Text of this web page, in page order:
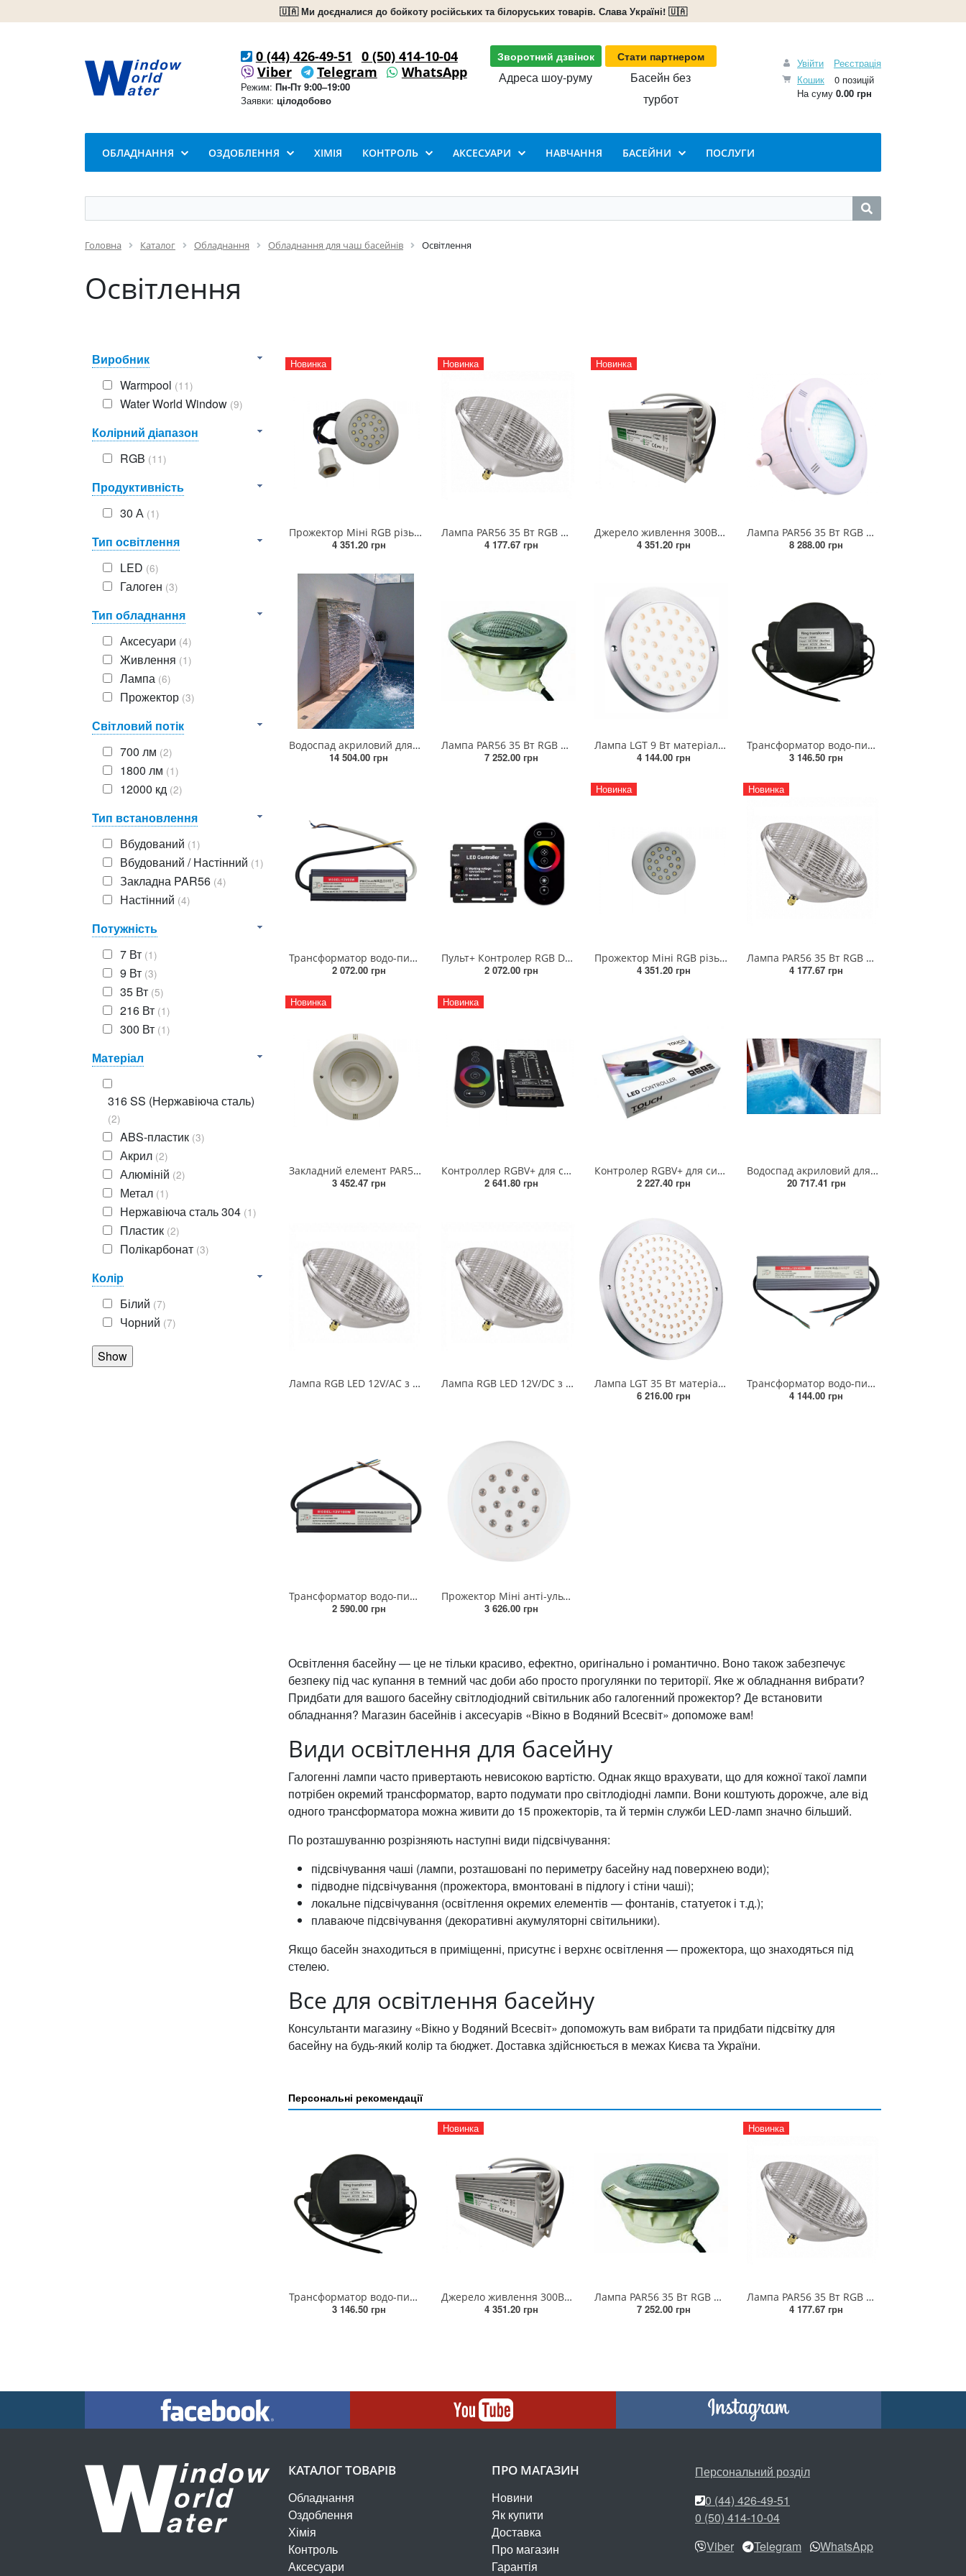
🇺🇦 Ми доєдналися до бойкоту російських та білоруських товарів. Слава Україні! 🇺🇦
Увійти
Реєстрація
Кошик
0 позицій
На суму 0.00 грн
0 (44) 426-49-51
0 (50) 414-10-04
Viber
Telegram WhatsApp
Режим: Пн-Пт 9:00–19:00
Заявки: цілодобово
Зворотний дзвінок Стати партнером
Адреса шоу-руму
Басейн без
турбот
ОБЛАДНАННЯ ОЗДОБЛЕННЯ ХІМІЯ КОНТРОЛЬ АКСЕСУАРИ НАВЧАННЯ БАСЕЙНИ ПОСЛУГИ
Головна Каталог Обладнання Обладнання для чаш басейнів Освітлення
Освітлення
Виробник
Warmpool (11)
Water World Window (9)
Колірний діапазон
RGB (11)
Продуктивність
30 А (1)
Тип освітлення
LED (6)
Галоген (3)
Тип обладнання
Аксесуари (4)
Живлення (1)
Лампа (6)
Прожектор (3)
Світловий потік
700 лм (2)
1800 лм (1)
12000 кд (2)
Тип встановлення
Вбудований (1)
Вбудований / Настінний (1)
Закладна PAR56 (4)
Настінний (4)
Потужність
7 Вт (1)
9 Вт (3)
35 Вт (5)
216 Вт (1)
300 Вт (1)
Матеріал
316 SS (Нержавіюча сталь)
(2)
ABS-пластик (3)
Акрил (2)
Алюміній (2)
Метал (1)
Нержавіюча сталь 304 (1)
Пластик (2)
Полікарбонат (3)
Колір
Білий (7)
Чорний (7)
Новинка
Прожектор Міні RGB різьба 3/4 з 2-х жильним кабелем 12V/DC 9 Вт
4 351.20 грн
Новинка
Лампа PAR56 35 Вт RGB ON/OFF скло високої стійкості 12V/DC для 4-х жильного кабелю (без закладної)
4 177.67 грн
Новинка
Джерело живлення 300Вт 12V/DC IP67
4 351.20 грн
Лампа PAR56 35 Вт RGB ON/OFF скло високої стійкості 12V/AC (лайнер) (з закладною)
8 288.00 грн
Водоспад акриловий для басейнів RGB+Контроль+Трансформатор 60х16х8х12 см
14 504.00 грн
Лампа PAR56 35 Вт RGB ON/OFF скло високої стійкості 12V/DC (з закладною+нерж накладка)
7 252.00 грн
Лампа LGT 9 Вт матеріал корпусу полікарбонат + нерж. 316 SS 12V/DC для 4-х жильний гумовий дріт
4 144.00 грн
Трансформатор водо-пилозахисний IMPUT220-12VOUTPUT AC12V 200 Вт
3 146.50 грн
Трансформатор водо-пилозахисний IMPUT110-265VOUTPUT DC12V 60 Вт
2 072.00 грн
Пульт+ Контролер RGB DC 12V 30 OA (для 4х жил) 360 Вт
2 072.00 грн
Новинка
Прожектор Міні RGB різьба 3/4 з 4-х жильним кабелем 12V/DC 9 Вт
4 351.20 грн
Новинка
Лампа PAR56 35 Вт RGB ON/OFF скло високої стійкості 12V/AC (без закладної)
4 177.67 грн
Новинка
Закладний елемент PAR56 комплект для бетонного басейну АВС білий (закладна)
3 452.47 грн
Новинка
Контроллер RGBV+ для систем з 4-х жильним кабелем 30А 12/24V DC, що синхронізується через RJ 45
2 641.80 грн
Контролер RGBV+ для систем з 4-х жильним кабелем 30А 12/24V DC
2 227.40 грн
Водоспад акриловий для басейнів RGB+Контроль+Трансформатор 120х16х8х12 см
20 717.41 грн
Лампа RGB LED 12V/АС з 2-х жил кабелем (on/off) 35Вт (без закладної) Лампа RGB LED 12V/DС з 4-х жил кабелем 35Вт (без закладної)
Лампа LGT 35 Вт матеріал корпусу полікарбонат + нерж. 316 SS 12V/DC для 4-х жил. гумовий дріт
6 216.00 грн
Трансформатор водо-пилозахисний IMPUT175-265VOUTPUT DC12V 400 Вт
4 144.00 грн
Трансформатор водо-пилозахисний IMPUT175-265VOUTPUT DC12V 100 Вт
2 590.00 грн
Прожектор Міні анті-ультрофіолет полікарбонат 4-х жильним кабелем 12V/DC 7 Вт
3 626.00 грн
Освітлення басейну — це не тільки красиво, ефектно, оригінально і романтично. Воно також забезпечує
безпеку під час купання в темний час доби або просто прогулянки по території. Яке ж обладнання вибрати?
Придбати для вашого басейну світлодіодний світильник або галогенний прожектор? Де встановити
обладнання? Магазин басейнів і аксесуарів «Вікно в Водяний Всесвіт» допоможе вам!
Види освітлення для басейну
Галогенні лампи часто привертають невисокою вартістю. Однак якщо врахувати, що для кожної такої лампи
потрібен окремий трансформатор, варто подумати про світлодіодні лампи. Вони коштують дорожче, але від
одного трансформатора можна живити до 15 прожекторів, та й термін служби LED-ламп значно більший.
По розташуванню розрізняють наступні види підсвічування:
підсвічування чаші (лампи, розташовані по периметру басейну над поверхнею води);
підводне підсвічування (прожектора, вмонтовані в підлогу і стіни чаші);
локальне підсвічування (освітлення окремих елементів — фонтанів, статуеток і т.д.);
плаваюче підсвічування (декоративні акумуляторні світильники).
Якщо басейн знаходиться в приміщенні, присутнє і верхнє освітлення — прожектора, що знаходяться під
стелею.
Все для освітлення басейну
Консультанти магазину «Вікно у Водяний Всесвіт» допоможуть вам вибрати та придбати підсвітку для
басейну на будь-який колір та бюджет. Доставка здійснюється в межах Києва та України.
Персональні рекомендації
Трансформатор водо-пилозахисний IMPUT220-12VOUTPUT AC12V 200 Вт
3 146.50 грн
Новинка
Джерело живлення 300Вт 12V/DC IP67
4 351.20 грн
Лампа PAR56 35 Вт RGB ON/OFF скло високої стійкості 12V/DC (з закладною+нерж накладка)
7 252.00 грн
Новинка
Лампа PAR56 35 Вт RGB ON/OFF скло високої стійкості 12V/DC для 4-х жильного кабелю (без закладної)
4 177.67 грн
КАТАЛОГ ТОВАРІВ
Обладнання
Оздоблення
Хімія
Контроль
Аксесуари
ПРО МАГАЗИН
Новини
Як купити
Доставка
Про магазин
Гарантія
Персональний розділ
0 (44) 426-49-51
0 (50) 414-10-04
Viber
Telegram WhatsApp